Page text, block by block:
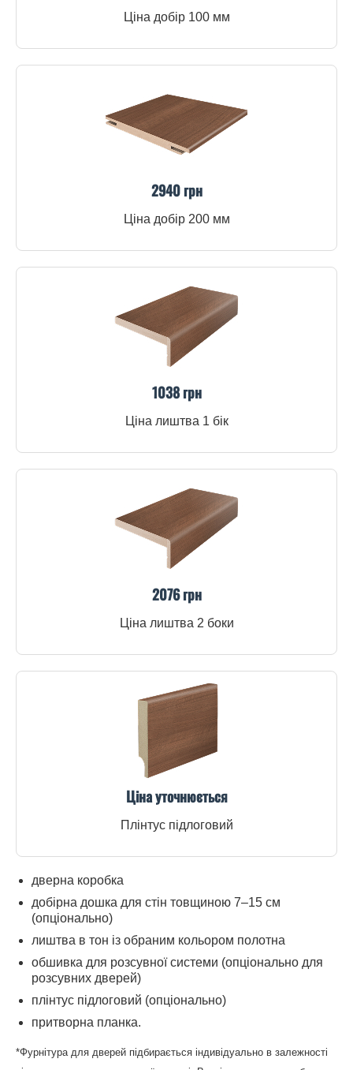
Ціна добір 100 мм
2940 грн
Ціна добір 200 мм
1038 грн
Ціна лиштва 1 бік
2076 грн
Ціна лиштва 2 боки
Ціна уточнюється
Плінтус підлоговий
дверна коробка
добірна дошка для стін товщиною 7–15 см
(опціонально)
лиштва в тон із обраним кольором полотна
обшивка для розсувної системи (опціонально для
розсувних дверей)
плінтус підлоговий (опціонально)
притворна планка.
*Фурнітура для дверей підбирається індивідуально в залежності